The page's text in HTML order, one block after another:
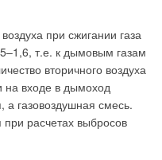
при сжигании газа
т.е. к дымовым газам
вторичного воздуха
на входе в дымоход
а газовоздушная смесь.
расчетах выбросов